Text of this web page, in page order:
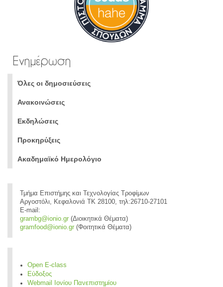
Ενημέρωση
Όλες οι δημοσιεύσεις
Ανακοινώσεις
Εκδηλώσεις
Προκηρύξεις
Ακαδημαϊκό Ημερολόγιο
Τμήμα Επιστήμης και Τεχνολογίας Τροφίμων
Αργοστόλι, Κεφαλονιά ΤΚ 28100, τηλ:26710-27101
E-mail:
grambg@ionio.gr (Διοικητικά Θέματα)
gramfood@ionio.gr (Φοιτητικά Θέματα)
Open E-class
Εύδοξος
Webmail Ιονίου Πανεπιστημίου